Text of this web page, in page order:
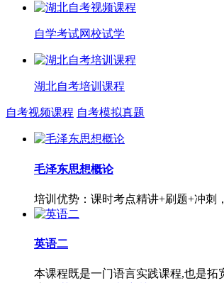
自学考试网校试学
湖北自考培训课程
自考视频课程 自考模拟真题
毛泽东思想概论
培训优势：课时考点精讲+刷题+冲刺
英语二
本课程既是一门语言实践课程,也是